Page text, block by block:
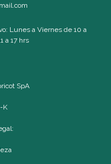
Lunes a Viernes de 10 a
a 17 hrs
SpA
K